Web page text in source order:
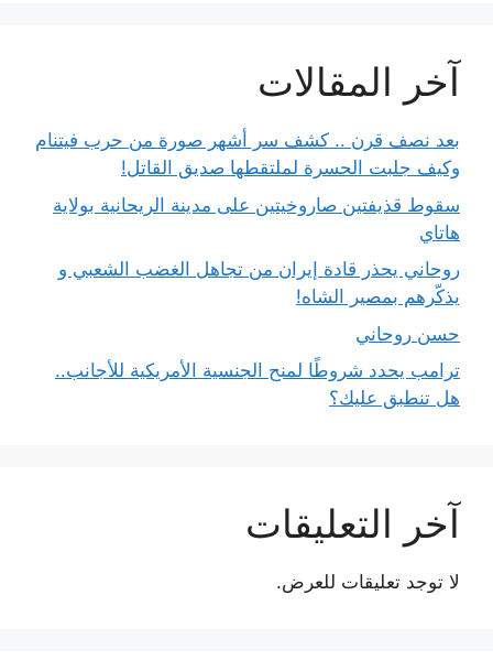
آخر المقالات
بعد نصف قرن .. كشف سر أشهر صورة من حرب فيتنام
وكيف جلبت الحسرة لملتقطها صديق القاتل!
سقوط قذيفتين صاروخيتين على مدينة الريحانية بولاية
هاتاي
روحاني يحذر قادة إيران من تجاهل الغضب الشعبي و
يذكّرهم بمصير الشاه!
حسن روحاني
ترامب يحدد شروطًا لمنح الجنسية الأمريكية للأجانب..
هل تنطبق عليك؟
آخر التعليقات
لا توجد تعليقات للعرض.